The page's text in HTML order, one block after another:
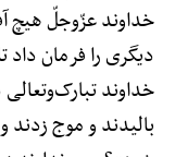
خداوند عزّ‌وجلّ هیچ
دیگری را فرمان داد
خداوند
بالیدند و موج